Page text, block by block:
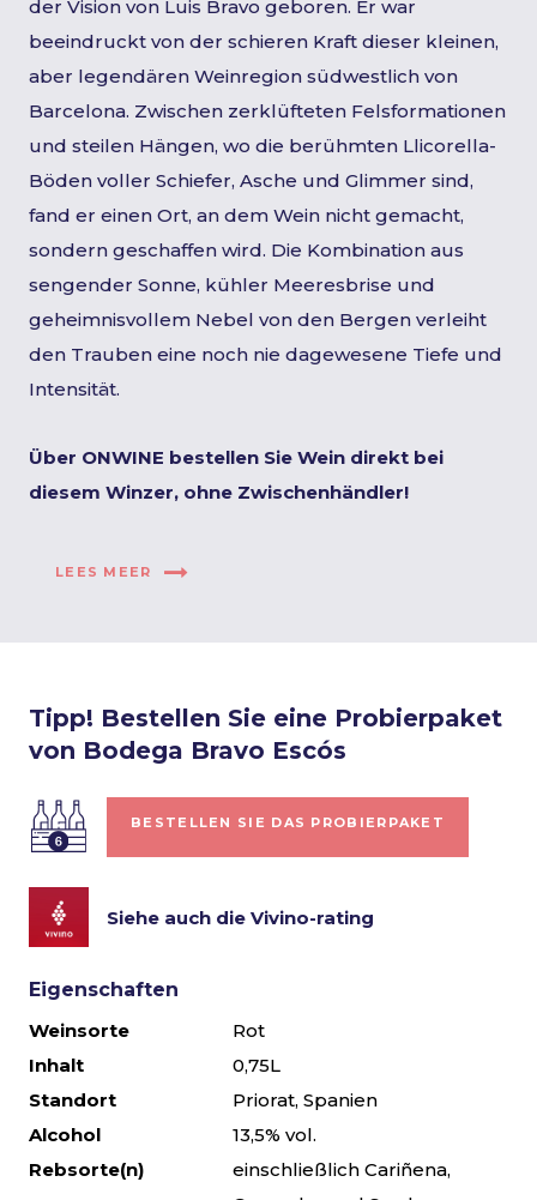
der Vision von Luis Bravo geboren. Er war
beeindruckt von der schieren Kraft dieser kleinen,
aber legendären Weinregion südwestlich von
Barcelona. Zwischen zerklüfteten Felsformationen
und steilen Hängen, wo die berühmten Llicorella-
Böden voller Schiefer, Asche und Glimmer sind,
fand er einen Ort, an dem Wein nicht gemacht,
sondern geschaffen wird. Die Kombination aus
sengender Sonne, kühler Meeresbrise und
geheimnisvollem Nebel von den Bergen verleiht
den Trauben eine noch nie dagewesene Tiefe und
Intensität.
Über ONWINE bestellen Sie Wein direkt bei
diesem Winzer, ohne Zwischenhändler!
LEES MEER
Tipp! Bestellen Sie eine Probierpaket
von Bodega Bravo Escós
BESTELLEN SIE DAS PROBIERPAKET
Siehe auch die Vivino-rating
Eigenschaften
Weinsorte
Rot
Inhalt
0,75L
Standort
Priorat, Spanien
Alcohol
13,5% vol.
Rebsorte(n)
einschließlich Cariñena,